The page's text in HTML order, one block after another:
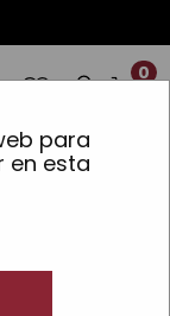
para
en esta
0